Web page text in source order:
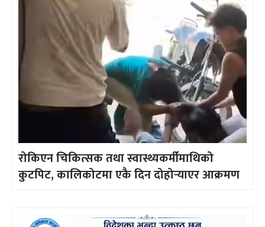
रोकिएन चिकित्सक तथा स्वास्थ्यकर्मीमाथिको
कुटपिट, कालिकोटमा एकै दिन दोहोर्‍याएर आक्रमण